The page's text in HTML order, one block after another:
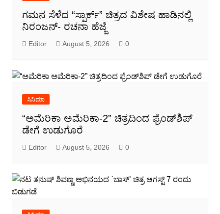
ಗಮನ ಸೆಳೆದ “ಸ್ಪಾರ್ಕ್” ಚಿತ್ರದ ವಿಶೇಷ ಹಾಡಿನಲ್ಲಿ
ನಿರಂಜನ್- ರಚನಾ ಹೆಜ್ಜೆ
Editor August 5, 2026 0
ಸಿನಿಮಾ
“ಅಮೆರಿಕಾ ಅಮೆರಿಕಾ-2” ಚಿತ್ರದಿಂದ ಫ್ರೆಂಡ್‍ಶಿಪ್
ಡೇಗೆ ಉಡುಗೊರೆ
Editor August 5, 2026 0